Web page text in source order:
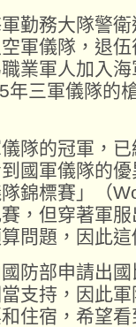
勤務大隊警
軍儀隊，退
業軍人加入
年三軍儀隊的
隊的冠軍，
國軍儀隊的
錦標賽」（
，但穿著軍
問題，因此
防部申請出
支持，因此
住宿，希望